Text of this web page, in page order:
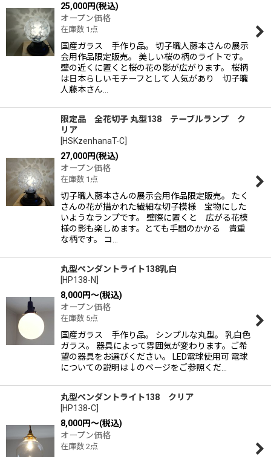
25,000円(税込)
オープン価格
在庫数 1点
国産ガラス 手作り品。 切子職人藤本さんの展示
会用作品限定販売。 美しい桜の柄のライトです。
壁の近くに置くと桜の花の影が広がります。 桜柄
は日本らしいモチーフとして 人気があり 切子職
人藤本さん…
限定品 全花切子 丸型138 テーブルランプ ク
リア
[HSKzenhanaT-C]
27,000円(税込)
オープン価格
在庫数 1点
切子職人藤本さんの展示会用作品限定販売。 たく
さんの花が描かれた繊細な切子模様 宝物にした
いようなランプです。 壁際に置くと 広がる花模
様の影も楽しめます。とても手間のかかる 貴重
な柄です。 コ…
丸型ペンダントライト138乳白
[HP138-N]
8,000円～(税込)
オープン価格
在庫数 5点
国産ガラス 手作り品。 シンプルな丸型。 乳白色
ガラス。 器具によって雰囲気が変わります。ご希
望の器具をお選びください。 LED電球使用可 電球
についての説明は↓のページをご参照くだ…
丸型ペンダントライト138 クリア
[HP138-C]
8,000円～(税込)
オープン価格
在庫数 2点